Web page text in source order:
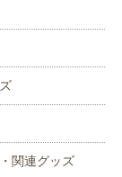
関連グッズ